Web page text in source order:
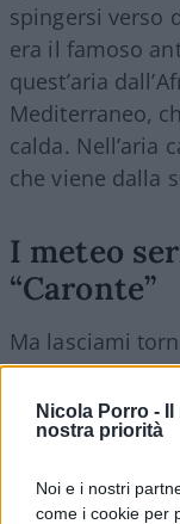
Nicola Porro -
nostra priorità
Noi e i nostri
come i cookie per
spingersi verso
era il famoso
quest’aria
Mediterraneo,
calda. Nell’aria
che viene dalla
I meteo
“Caronte”
Ma lasciami
non esiste
gli avvertimenti
seri: in Italia, la
Queste allerte